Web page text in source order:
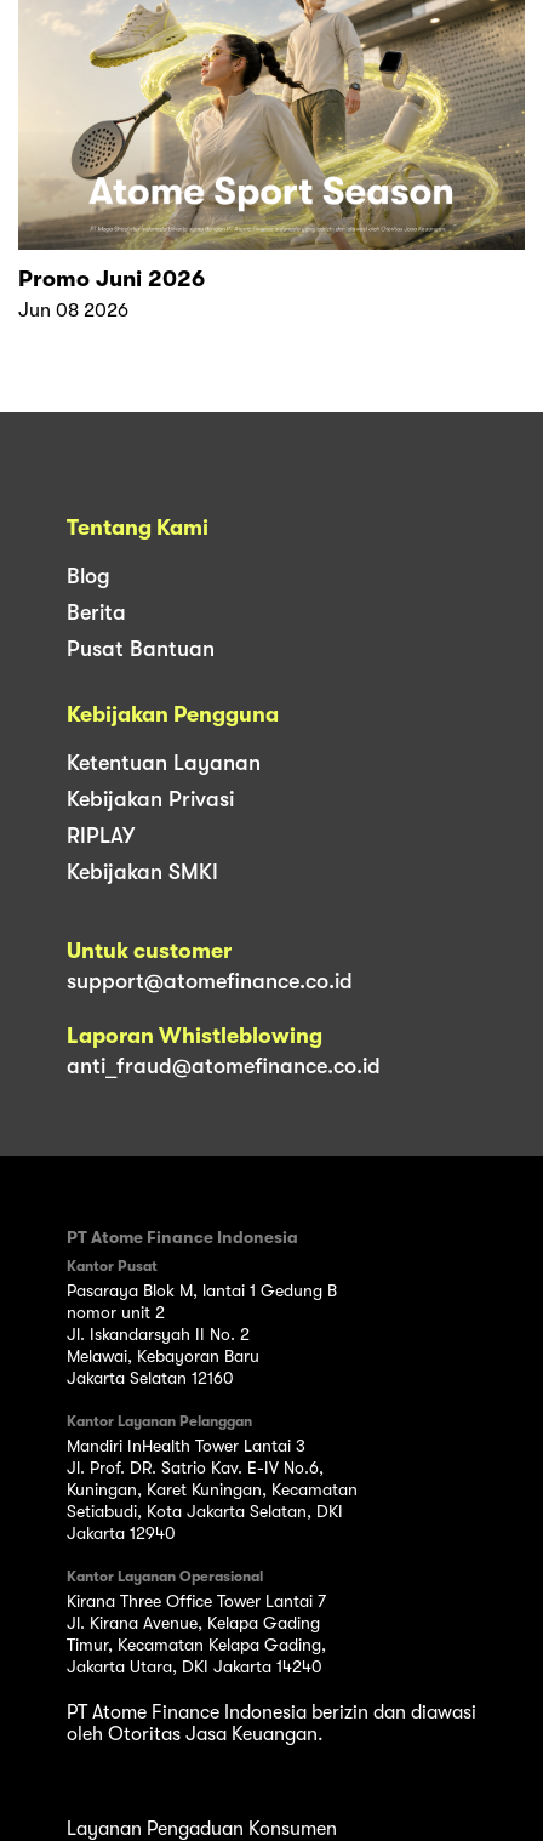
Promo Juni 2026
Jun 08 2026
Tentang Kami
Blog
Berita
Pusat Bantuan
Kebijakan Pengguna
Ketentuan Layanan
Kebijakan Privasi
RIPLAY
Kebijakan SMKI
Untuk customer
support@atomefinance.co.id
Laporan Whistleblowing
anti_fraud@atomefinance.co.id
PT Atome Finance Indonesia
Kantor Pusat
Pasaraya Blok M, lantai 1 Gedung B
nomor unit 2
Jl. Iskandarsyah II No. 2
Melawai, Kebayoran Baru
Jakarta Selatan 12160
Kantor Layanan Pelanggan
Mandiri InHealth Tower Lantai 3
Jl. Prof. DR. Satrio Kav. E-IV No.6,
Kuningan, Karet Kuningan, Kecamatan
Setiabudi, Kota Jakarta Selatan, DKI
Jakarta 12940
Kantor Layanan Operasional
Kirana Three Office Tower Lantai 7
Jl. Kirana Avenue, Kelapa Gading
Timur, Kecamatan Kelapa Gading,
Jakarta Utara, DKI Jakarta 14240
PT Atome Finance Indonesia berizin dan diawasi
oleh Otoritas Jasa Keuangan.
Layanan Pengaduan Konsumen